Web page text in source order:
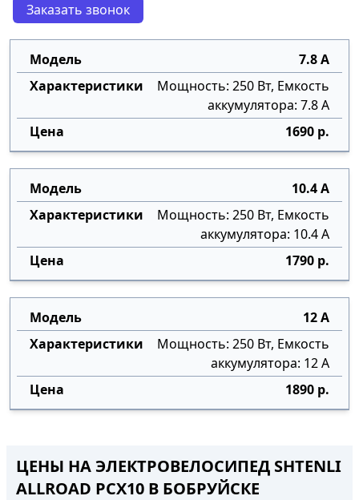
Заказать звонок
7.8 А
Мощность: 250 Вт, Емкость
аккумулятора: 7.8 А
1690 р.
10.4 А
Мощность: 250 Вт, Емкость
аккумулятора: 10.4 А
1790 р.
12 А
Мощность: 250 Вт, Емкость
аккумулятора: 12 А
1890 р.
ЦЕНЫ НА ЭЛЕКТРОВЕЛОСИПЕД SHTENLI
ALLROAD PCX10 В БОБРУЙСКЕ